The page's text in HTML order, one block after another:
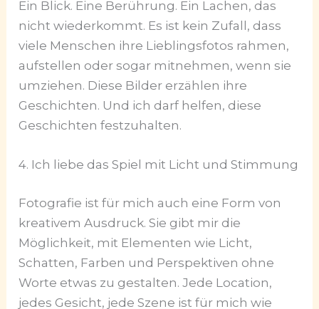
Ein Blick. Eine Berührung. Ein Lachen, das
nicht wiederkommt. Es ist kein Zufall, dass
viele Menschen ihre Lieblingsfotos rahmen,
aufstellen oder sogar mitnehmen, wenn sie
umziehen. Diese Bilder erzählen ihre
Geschichten. Und ich darf helfen, diese
Geschichten festzuhalten.
4. Ich liebe das Spiel mit Licht und Stimmung
Fotografie ist für mich auch eine Form von
kreativem Ausdruck. Sie gibt mir die
Möglichkeit, mit Elementen wie Licht,
Schatten, Farben und Perspektiven ohne
Worte etwas zu gestalten. Jede Location,
jedes Gesicht, jede Szene ist für mich wie